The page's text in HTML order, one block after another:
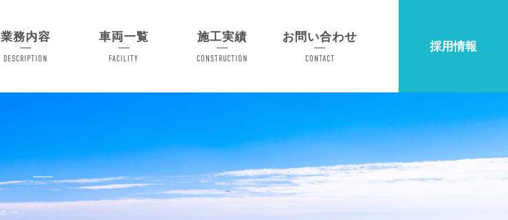
業務内容
DESCRIPTION
車両一覧
FACILITY
施工実績
CONSTRUCTION
お問い合わせ
CONTACT
採用情報